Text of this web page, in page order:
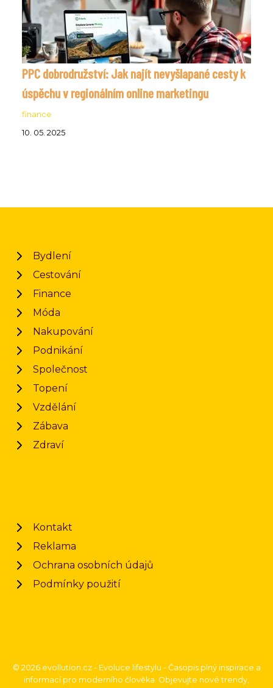
PPC dobrodružství: Jak najít nevyšlapané cesty k
úspěchu v regionálním online marketingu
finance
10. 05. 2025
Bydlení
Cestování
Finance
Móda
Nakupování
Podnikání
Společnost
Topení
Vzdělání
Zábava
Zdraví
Kontakt
Reklama
Ochrana osobních údajů
Podmínky použití
© 2026 evollution.cz - Evoluce lifestylu - Časopis plný inspirace a
informací pro moderního člověka. Objevujte nové trendy,